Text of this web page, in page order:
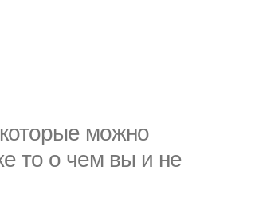
которые можно
то о чем вы и не